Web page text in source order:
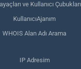
ve Kullanıcı Çubukları
KullanıcıAjanım
WHOIS Alan Adı Arama
IP Adresim